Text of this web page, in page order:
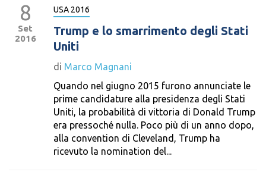
8
Set
2016
USA 2016
Trump e lo smarrimento degli Stati
Uniti
di Marco Magnani
Quando nel giugno 2015 furono annunciate le
prime candidature alla presidenza degli Stati
Uniti, la probabilità di vittoria di Donald Trump
era pressoché nulla. Poco più di un anno dopo,
alla convention di Cleveland, Trump ha
ricevuto la nomination del...